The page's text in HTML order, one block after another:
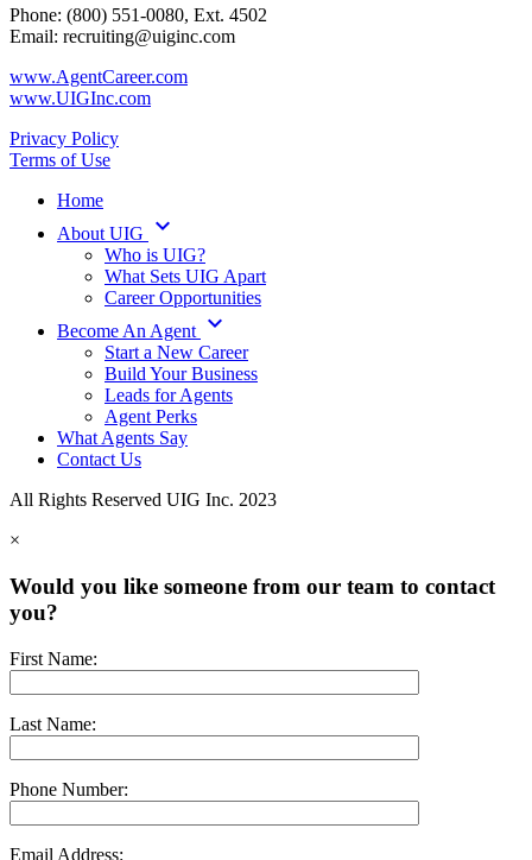
Phone: (800) 551-0080, Ext. 4502
Email: recruiting@uiginc.com
www.AgentCareer.com
www.UIGInc.com
Privacy Policy
Terms of Use
Home
About UIG
keyboard_arrow_down
Who is UIG?
What Sets UIG Apart
Career Opportunities
Become An Agent keyboard_arrow_down
Start a New Career
Build Your Business
Leads for Agents
Agent Perks
What Agents Say
Contact Us
All Rights Reserved UIG Inc. 2023
×
Would you like someone from our team to contact
you?
First Name:
Last Name:
Phone Number:
Email Address: